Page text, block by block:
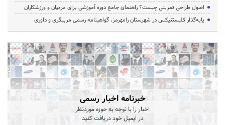
اصول طراحی تمرینی چیست؟ راهنمای جامع دوره آموزشی برای مربیان و ورزشکاران
پایه‌گذار کلیستنیکس در شهرستان رامهرمز، گواهینامه رسمی مربیگری و داوری
خبرنامه اخبار رسمی
اخبار را با توجه به حوزه موردنظر
در ایمیل خود دریافت کنید